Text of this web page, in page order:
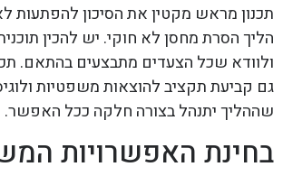
תכנון מראש מקטין את הסיכון להפתעות
הליך הסרת מחסן לא חוקי. יש להכין
ולוודא שכל הצעדים מתבצעים בהתאם.
גם קביעת תקציב להוצאות משפטיות
שההליך יתנהל בצורה חלקה ככל האפשר.
בחינת האפשרויות